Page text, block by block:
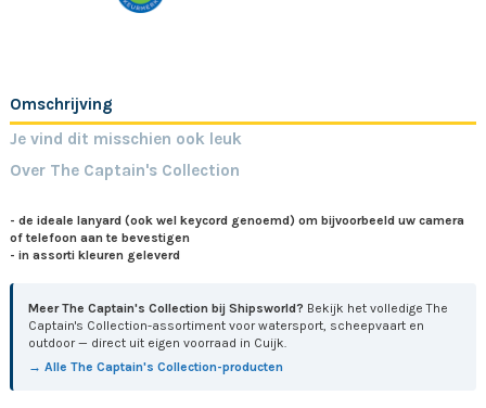
Omschrijving
Je vind dit misschien ook leuk
Over The Captain's Collection
- de ideale lanyard (ook wel keycord genoemd) om bijvoorbeeld uw camera
of telefoon aan te bevestigen
- in assorti kleuren geleverd
Meer The Captain's Collection bij Shipsworld? Bekijk het volledige The
Captain's Collection-assortiment voor watersport, scheepvaart en
outdoor — direct uit eigen voorraad in Cuijk.
→ Alle The Captain's Collection-producten